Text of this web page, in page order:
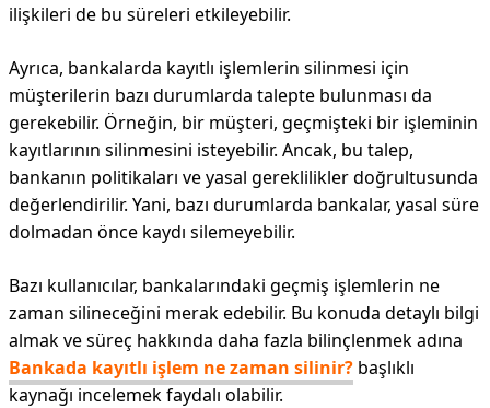
ilişkileri de bu süreleri etkileyebilir.
Ayrıca, bankalarda kayıtlı işlemlerin silinmesi için
müşterilerin bazı durumlarda talepte bulunması da
gerekebilir. Örneğin, bir müşteri, geçmişteki bir işleminin
kayıtlarının silinmesini isteyebilir. Ancak, bu talep,
bankanın politikaları ve yasal gereklilikler doğrultusunda
değerlendirilir. Yani, bazı durumlarda bankalar, yasal süre
dolmadan önce kaydı silemeyebilir.
Bazı kullanıcılar, bankalarındaki geçmiş işlemlerin ne
zaman silineceğini merak edebilir. Bu konuda detaylı bilgi
almak ve süreç hakkında daha fazla bilinçlenmek adına
Bankada kayıtlı işlem ne zaman silinir? başlıklı
kaynağı incelemek faydalı olabilir.